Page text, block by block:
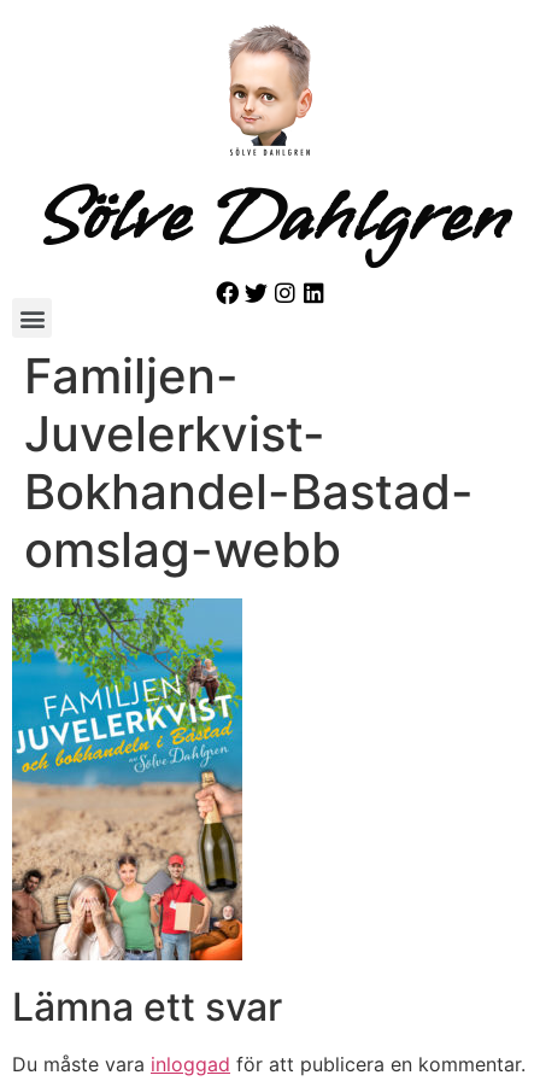
Sölve Dahlgren
Familjen-
Juvelerkvist-
Bokhandel-Bastad-
omslag-webb
Lämna ett svar
Du måste vara inloggad för att publicera en kommentar.